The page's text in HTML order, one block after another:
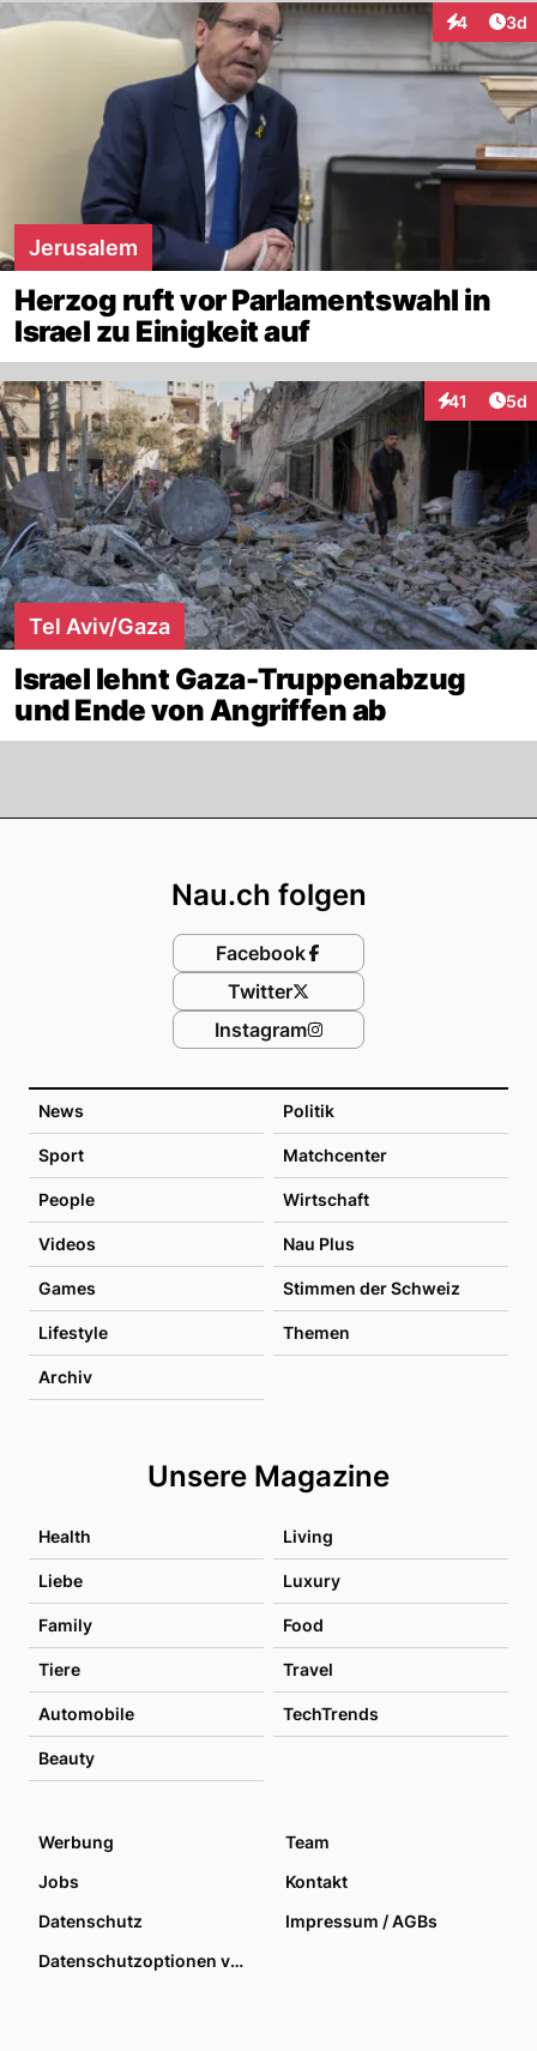
4 3d
Jerusalem
Herzog ruft vor Parlamentswahl in
Israel zu Einigkeit auf
41
Interaktionen
5d
Tel Aviv/Gaza
Israel lehnt Gaza-Truppenabzug
und Ende von Angriffen ab
News Politik
Sport Matchcenter
People Wirtschaft
Videos Nau Plus
Games Stimmen der Schweiz
Lifestyle Themen
Archiv
Unsere Magazine
Health Living
Liebe Luxury
Family Food
Tiere Travel
Automobile TechTrends
Beauty
Nau.ch folgen
Facebook
Twitter
Instagram
Werbung
Team
Jobs
Kontakt
Datenschutz
Impressum / AGBs
Datenschutzoptionen verwalten